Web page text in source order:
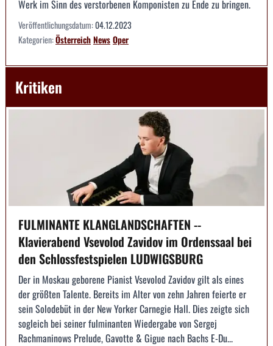
Werk im Sinn des verstorbenen Komponisten zu Ende zu bringen.
Veröffentlichungsdatum:04.12.2023
Kategorien:ÖsterreichNewsOper
Kritiken
FULMINANTE KLANGLANDSCHAFTEN --
Klavierabend Vsevolod Zavidov im Ordenssaal bei
den Schlossfestspielen LUDWIGSBURG
Der in Moskau geborene Pianist Vsevolod Zavidov gilt als eines
der größten Talente. Bereits im Alter von zehn Jahren feierte er
sein Solodebüt in der New Yorker Carnegie Hall. Dies zeigte sich
sogleich bei seiner fulminanten Wiedergabe von Sergej
Rachmaninows Prelude, Gavotte & Gigue nach Bachs E-Du...